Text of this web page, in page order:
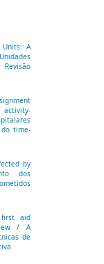
A
activity-
time-
by
dos
first aid
/ A
de